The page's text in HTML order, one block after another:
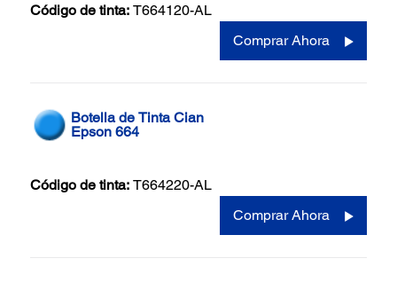
Código de tinta: T664120-AL
Comprar Ahora
Botella de Tinta Cian
Epson 664
Código de tinta: T664220-AL
Comprar Ahora